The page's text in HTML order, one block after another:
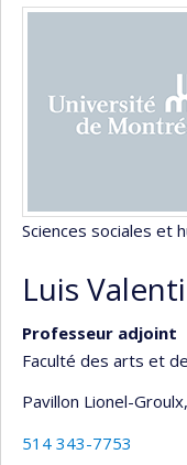
Sciences sociales et
Luis
Professeur adjoint
Faculté des arts et
Pavillon Lionel-Groulx
514 343-7753